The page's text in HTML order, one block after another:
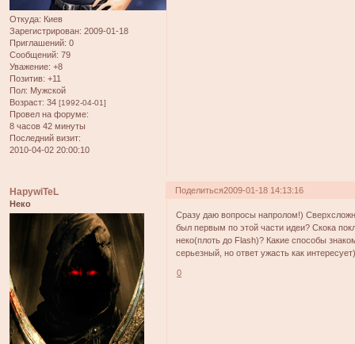
Откуда: Киев
Зарегистрирован: 2009-01-18
Приглашений: 0
Сообщений: 79
Уважение: +8
Позитив: +11
Пол: Мужской
Возраст: 34 [1992-04-01]
Провел на форуме:
8 часов 42 минуты
Последний визит:
2010-04-02 20:00:10
Поделиться2009-01-18 14:13:16
HapywiTeL
Неко
Сразу даю вопросы напролом!)
был первым по этой части идеи? Скока
неко(плоть до Flash)? Какие способы
серьезный, но ответ ужасть как
0